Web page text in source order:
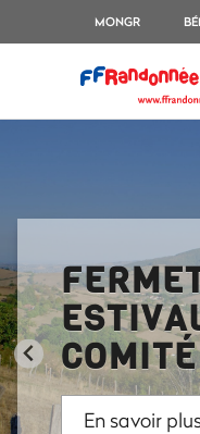
MONGR
COMITÉ
En savoir